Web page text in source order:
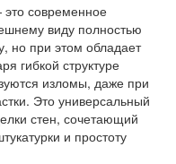
современное
виду полностью
но при этом обладает
гибкой структуре
изломы, даже при
Это универсальный
стен, сочетающий
и простоту